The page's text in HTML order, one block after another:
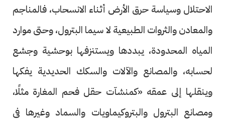
الاحتلال وسياسة حرق الأرض أثناء الانسحاب، فالمناجم
والمعادن والثروات الطبيعية لا سيما البترول، وحتى موارد
المياه المحدودة، يبددها ويستنزفها بوحشية وجشع
لحسابه، والمصانع والآلات والسكك الحديدية يفكها
وينقلها إلى عمقه «كمنشآت حقل فحم المغارة مثلًا،
ومصانع البترول والبتروكيماويات والسماد وغيرها فى